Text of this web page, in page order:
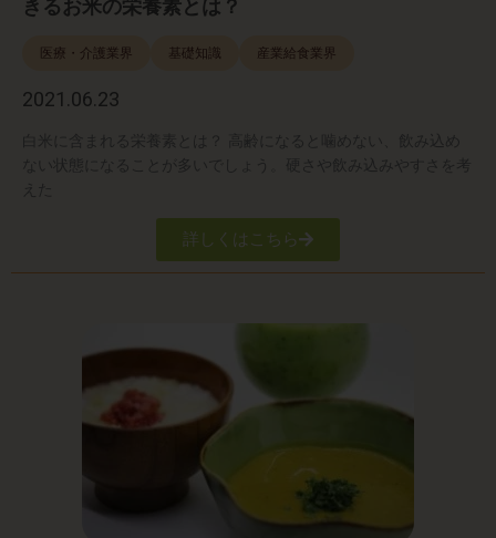
きるお米の栄養素とは？
医療・介護業界 基礎知識 産業給食業界
2021.06.23
詳しくはこちら